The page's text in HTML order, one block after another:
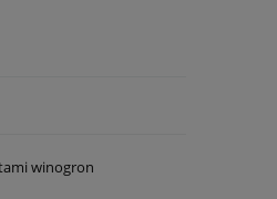
winogron